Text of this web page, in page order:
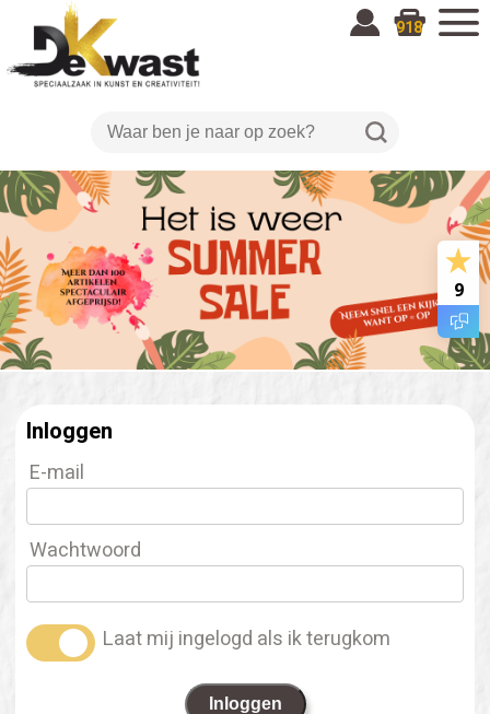
918
9
Inloggen
E-mail
Wachtwoord
Laat mij ingelogd als ik terugkom
Inloggen